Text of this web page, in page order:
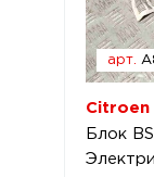
арт.
Citroen
Блок